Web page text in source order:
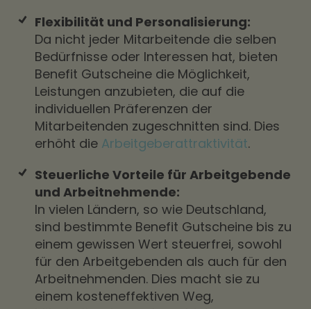
Flexibilität und Personalisierung:
Da nicht jeder Mitarbeitende die selben
Bedürfnisse oder Interessen hat, bieten
Benefit Gutscheine die Möglichkeit,
Leistungen anzubieten, die auf die
individuellen Präferenzen der
Mitarbeitenden zugeschnitten sind. Dies
erhöht die Arbeitgeberattraktivität.
Steuerliche Vorteile für Arbeitgebende
und Arbeitnehmende:
In vielen Ländern, so wie Deutschland,
sind bestimmte Benefit Gutscheine bis zu
einem gewissen Wert steuerfrei, sowohl
für den Arbeitgebenden als auch für den
Arbeitnehmenden. Dies macht sie zu
einem kosteneffektiven Weg,